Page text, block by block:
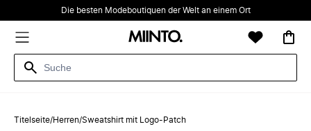
Die besten Modeboutiquen der Welt an einem Ort
Titelseite/Herren/Sweatshirt mit Logo-Patch